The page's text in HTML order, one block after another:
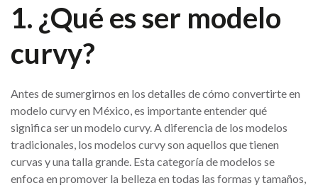
1. ¿Qué es ser modelo
curvy?
Antes de sumergirnos en los detalles de cómo convertirte en
modelo curvy en México, es importante entender qué
significa ser un modelo curvy. A diferencia de los modelos
tradicionales, los modelos curvy son aquellos que tienen
curvas y una talla grande. Esta categoría de modelos se
enfoca en promover la belleza en todas las formas y tamaños,